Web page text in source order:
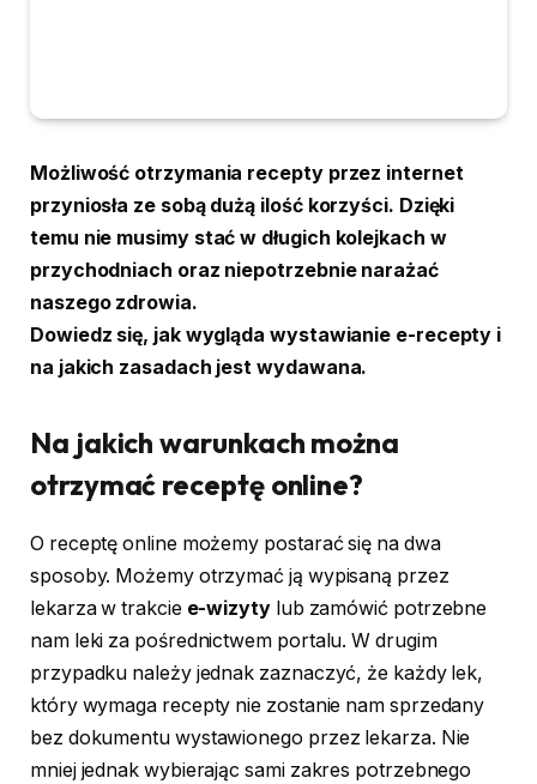
Możliwość otrzymania recepty przez internet
przyniosła ze sobą dużą ilość korzyści. Dzięki
temu nie musimy stać w długich kolejkach w
przychodniach oraz niepotrzebnie narażać
naszego zdrowia.
Dowiedz się, jak wygląda wystawianie e-recepty i
na jakich zasadach jest wydawana.
Na jakich warunkach można
otrzymać receptę online?
O receptę online możemy postarać się na dwa
sposoby. Możemy otrzymać ją wypisaną przez
lekarza w trakcie e-wizytylub zamówić potrzebne
nam leki za pośrednictwem portalu. W drugim
przypadku należy jednak zaznaczyć, że każdy lek,
który wymaga recepty nie zostanie nam sprzedany
bez dokumentu wystawionego przez lekarza. Nie
mniej jednak wybierając sami zakres potrzebnego